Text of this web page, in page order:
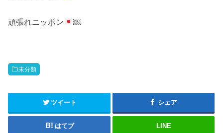
頑張れニッポン ￼
未分類
ツイート シェア
はてブ LINE